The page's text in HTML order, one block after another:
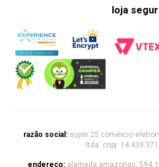
loja
razão social: super 25 comércio
ltda. cnpj:
endereço: alameda amazonas, 594,